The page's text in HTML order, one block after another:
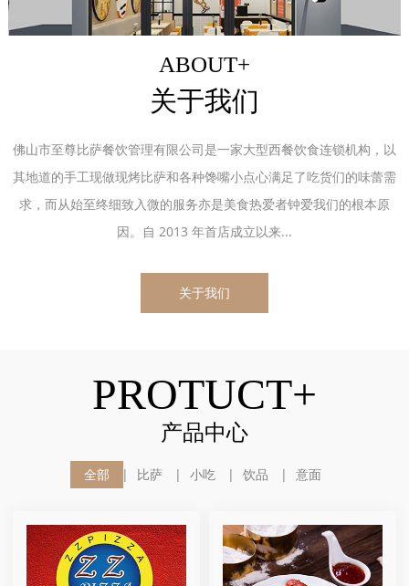
ABOUT+
关于我们
佛山市至尊比萨餐饮管理有限公司是一家大型西餐饮食连锁机构，以
其地道的手工现做现烤比萨和各种馋嘴小点心满足了吃货们的味蕾需
求，而从始至终细致入微的服务亦是美食热爱者钟爱我们的根本原
因。自 2013 年首店成立以来...
关于我们
PROTUCT+
产品中心
全部 比萨 小吃 饮品 意面